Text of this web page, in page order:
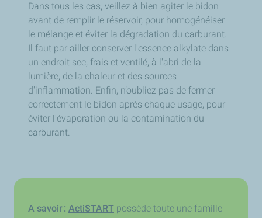
Dans tous les cas, veillez à bien agiter le bidon
avant de remplir le réservoir, pour homogénéiser
le mélange et éviter la dégradation du carburant.
Il faut par ailler conserver l'essence alkylate dans
un endroit sec, frais et ventilé, à l'abri de la
lumière, de la chaleur et des sources
d'inflammation. Enfin, n’oubliez pas de fermer
correctement le bidon après chaque usage, pour
éviter l'évaporation ou la contamination du
carburant.
A savoir : ActiSTART possède toute une famille